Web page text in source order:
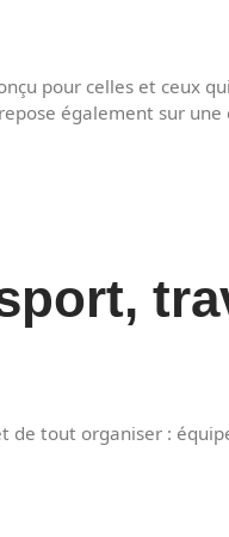
pour celles et ceux
également sur
tout organiser :